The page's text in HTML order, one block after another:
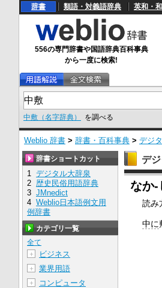
辞書 類語・対義語辞典 英和・
556の専門辞書や国語辞典百科事典
から一度に検索!
中敷（名字辞典） を調べる
Weblio 辞書 > 辞書・百科事典 > デジ
デ
なか‐
読み
中に
辞書ショートカット
1 デジタル大辞泉
2 歴史民俗用語辞典
3 JMnedict
4 Weblio日本語例文用
例辞書
カテゴリ一覧
全て
＋
ビジネス
＋ 業界用語
＋ コンピュータ